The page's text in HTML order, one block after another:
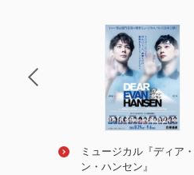
ミュージカル『ディア
ン・ハンセン』